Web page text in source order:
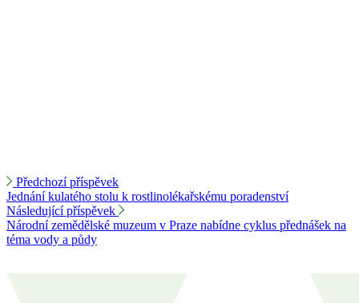
Předchozí příspěvek
Jednání kulatého stolu k rostlinolékařskému poradenství
Následující příspěvek
Národní zemědělské muzeum v Praze nabídne cyklus přednášek na
téma vody a půdy